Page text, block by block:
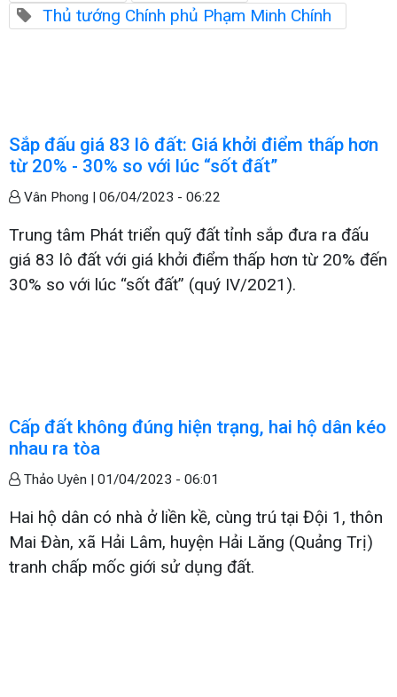
Thủ tướng Chính phủ Phạm Minh Chính
Sắp đấu giá 83 lô đất: Giá khởi điểm thấp hơn
từ 20% - 30% so với lúc “sốt đất”
Vân Phong | 06/04/2023 - 06:22
Trung tâm Phát triển quỹ đất tỉnh sắp đưa ra đấu
giá 83 lô đất với giá khởi điểm thấp hơn từ 20% đến
30% so với lúc “sốt đất” (quý IV/2021).
Cấp đất không đúng hiện trạng, hai hộ dân kéo
nhau ra tòa
Thảo Uyên | 01/04/2023 - 06:01
Hai hộ dân có nhà ở liền kề, cùng trú tại Đội 1, thôn
Mai Đàn, xã Hải Lâm, huyện Hải Lăng (Quảng Trị)
tranh chấp mốc giới sử dụng đất.